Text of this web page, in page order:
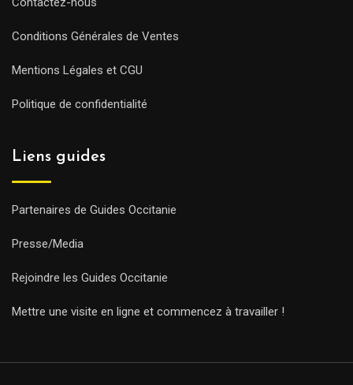
Conditions Générales de Ventes
Mentions Légales et CGU
Politique de confidentialité
Liens guides
Partenaires de Guides Occitanie
Presse/Media
Rejoindre les Guides Occitanie
Mettre une visite en ligne et commencez à travailler !